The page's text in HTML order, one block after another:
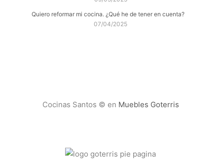
Quiero reformar mi cocina. ¿Qué he de tener en cuenta?
07/04/2025
Cocinas Santos © en Muebles Goterris